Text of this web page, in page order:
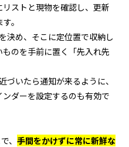
ストと現物を確認し、更新
。
決め、そこに定位置で収納し
のを手前に置く「先入れ先
づいたら通知が来るように、
ダーを設定するのも有効で
、 手間をかけずに常に新鮮な